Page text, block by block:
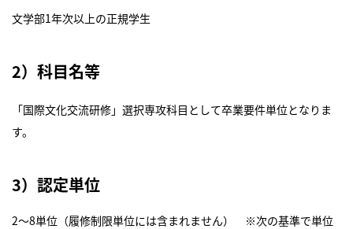
文学部1年次以上の正規学生
2）科目名等
「国際文化交流研修」選択専攻科目として卒業要件単位となりま
す。
3）認定単位
2～8単位（履修制限単位には含まれません） ※次の基準で単位